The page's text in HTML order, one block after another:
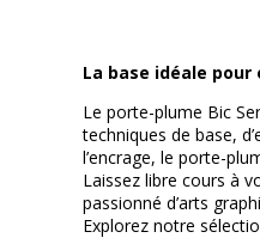
La base idéale
Le porte-plume Bic
techniques de base,
l’encrage, le porte-
Laissez libre cours à
passionné d’arts
Explorez notre